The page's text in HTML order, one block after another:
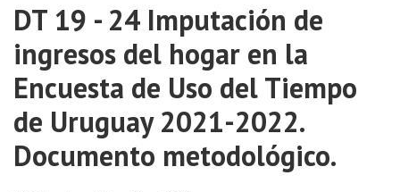
DT 19 - 24 Imputación de
ingresos del hogar en la
Encuesta de Uso del Tiempo
de Uruguay 2021-2022.
Documento metodológico.